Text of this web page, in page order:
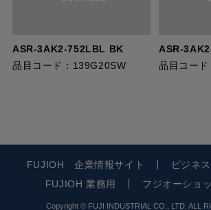
ASR-3AK2-752LBL BK
品目コード：139G20SW
ASR-
品目コー
FUJIOH 企業情報サイト
ビジネ
FUJIOH 業務用
フジオーショ
Copyright © FUJI INDUSTRIAL CO., LTD. ALL